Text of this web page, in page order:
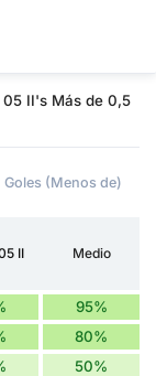
05 II's Más de 0,5
Goles (Menos de)
II Medio
95%
80%
50%